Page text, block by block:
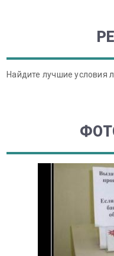
Найдите лучшие условия